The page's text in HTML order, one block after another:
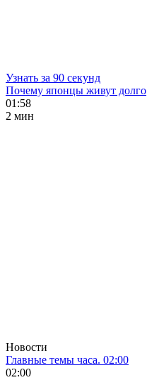
Узнать за 90 секунд
Почему японцы живут долго
01:58
2 мин
Новости
Главные темы часа. 02:00
02:00